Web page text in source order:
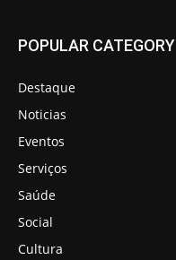
POPULAR CATEGORY
Destaque
Noticias
Eventos
Serviços
Saúde
Social
Cultura